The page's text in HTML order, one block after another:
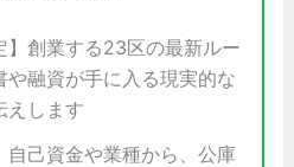
】創業する23区の最新ルー
や融資が手に入る現実的な
えします
自己資金や業種から、公庫